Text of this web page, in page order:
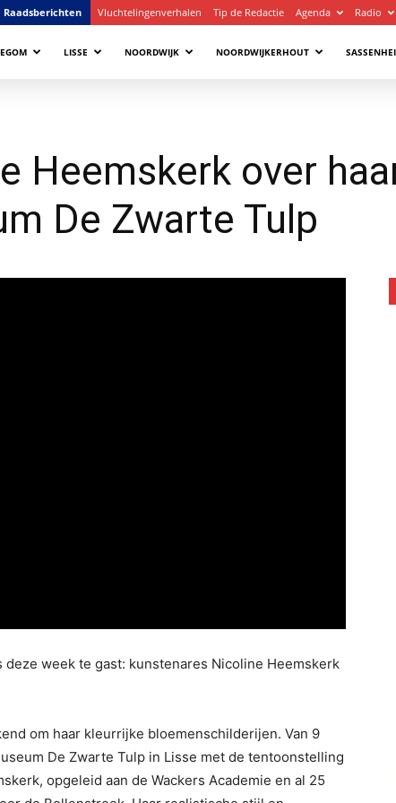
Raadsberichten Vluchtelingenverhalen Tip de Redactie Agenda Radio
LISSE NOORDWIJK NOORDWIJKERHOUT
Heemskerk over
De Zwarte Tulp
week te gast: kunstenares Nicoline Heemskerk
om haar kleurrijke bloemenschilderijen. Van 9
De Zwarte Tulp in Lisse met de tentoonstelling
opgeleid aan de Wackers Academie en al 25